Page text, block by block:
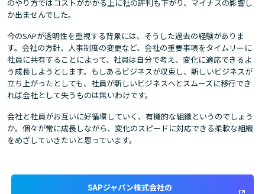
のやり方ではコストがかかる上に社の評判も下がり、マイナスの影響し
か出ませんでした。
今のSAPが透明性を重視する背景には、そうした過去の経験がありま
す。会社の方針、人事制度の変更など、会社の重要事項をタイムリーに
社員に共有することによって、社員は自分で考え、変化に適応できるよ
う成長しようとします。もしあるビジネスが収束し、新しいビジネスが
立ち上がったとしても、社員が新しいビジネスへとスムーズに移行でき
れば会社として失うものは無いわけです。
会社と社員がお互いに好循環していく、有機的な組織というのでしょう
か。個々が常に成長しながら、変化のスピードに対応できる柔軟な組織
をめざしていきたいと思っています。
SAPジャパン株式会社の